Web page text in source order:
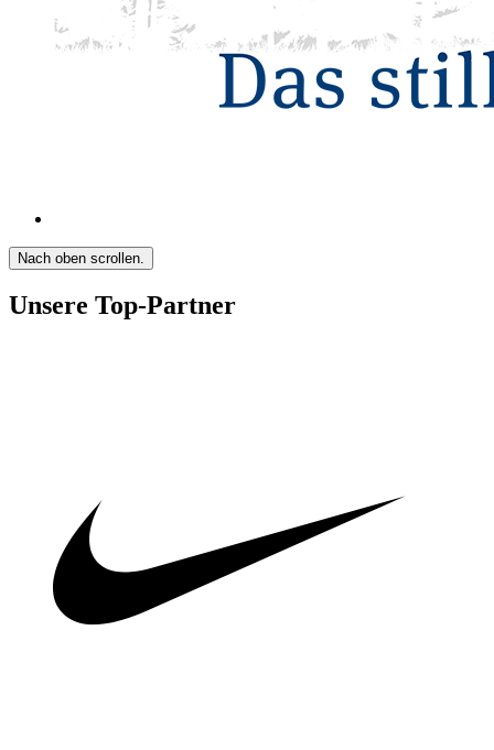
Nach oben scrollen.
Unsere Top-Partner